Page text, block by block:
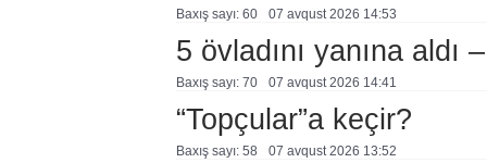
Baxış sayı: 60 07 avqust 2026 14:53
5 övladını yanına aldı
Baxış sayı: 70 07 avqust 2026 14:41
“Topçular”a keçir?
Baxış sayı: 58 07 avqust 2026 13:52